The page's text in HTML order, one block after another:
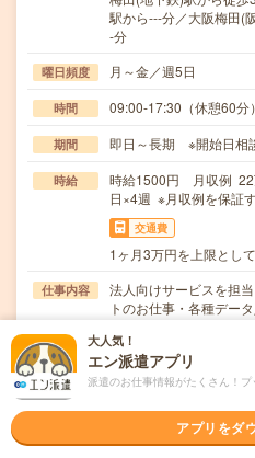
駅から---分／大阪梅田(
-分
曜日頻度 月～金／週5日
時間 09:00-17:30（休憩60分
期間 即日～長期 ※開始日相
時給
時給1500円 月収例 22
日×4週 ※月収例を保証
交通費
1ヶ月3万円を上限とし
仕事内容
法人向けサービスを担
トのお仕事・各種デー
応募資格
職種未経験OK / ブラン
■未経験OK！
職場の雰囲気
大人気！
エン派遣アプリ
派遣のお仕事情報がたくさん！プ
アプリをダ